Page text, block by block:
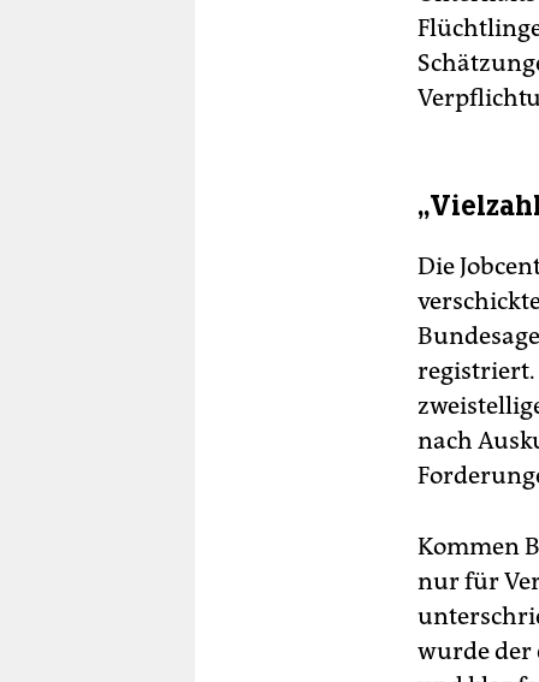
Die
registriert.
nach
Kommen
nur für
wurde der